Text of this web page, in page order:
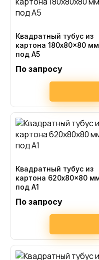
Квадратный тубус из
картона 180x80x80 мм
под А5
По запросу
Квадратный тубус из
картона 620x80x80
под А1
По запросу